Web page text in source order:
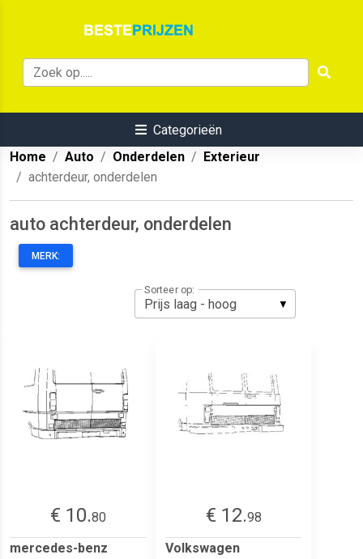
Categorieën
Home
Auto Onderdelen
Exterieur
achterdeur, onderdelen
auto achterdeur, onderdelen
MERK:
Sorteer op:
€ 10.80
mercedes-benz
€ 12.98
Volkswagen